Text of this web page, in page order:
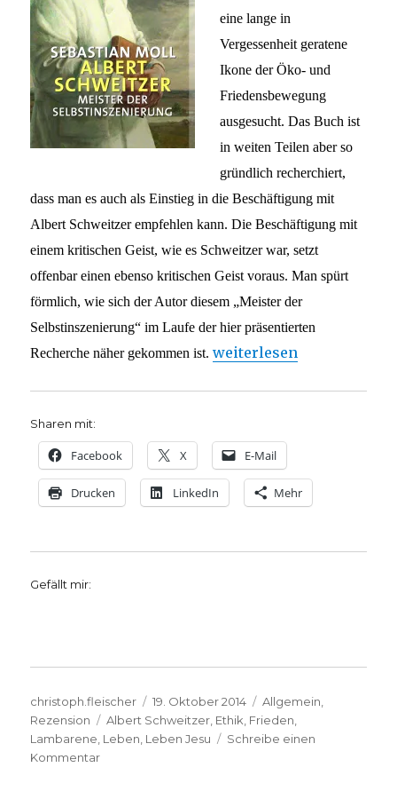
eine lange in
Vergessenheit geratene
Ikone der Öko- und
Friedensbewegung
ausgesucht. Das Buch ist
in weiten Teilen aber so
gründlich recherchiert,
dass man es auch als Einstieg in die Beschäftigung mit
Albert Schweitzer empfehlen kann. Die Beschäftigung mit
einem kritischen Geist, wie es Schweitzer war, setzt
offenbar einen ebenso kritischen Geist voraus. Man spürt
förmlich, wie sich der Autor diesem „Meister der
Selbstinszenierung“ im Laufe der hier präsentierten
Recherche näher gekommen ist.„Das Denkmal wackelt
weiterlesen
Sharen mit:
Facebook X E-Mail
Drucken LinkedIn Mehr
Gefällt mir:
Autor
christoph.fleischer
Veröffentlicht
am
19. Oktober 2014 Kategorien
Allgemein
Rezension
Schlagwörter
Albert Schweitzer Ethik Frieden
Lambarene Leben Leben Jesu
Schreibe einen
Kommentarzu